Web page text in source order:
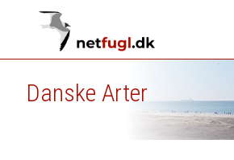
Danske Arter